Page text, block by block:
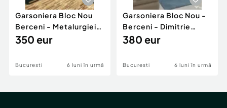
Garsoniera Bloc Nou
Berceni - Metalurgiei
Park - Postalionul
350 eur
Bucuresti 6 luni în urmă
Garsoniera Bloc Nou -
Berceni - Dimitrie
Leonida
380 eur
Bucuresti 6 luni în urmă